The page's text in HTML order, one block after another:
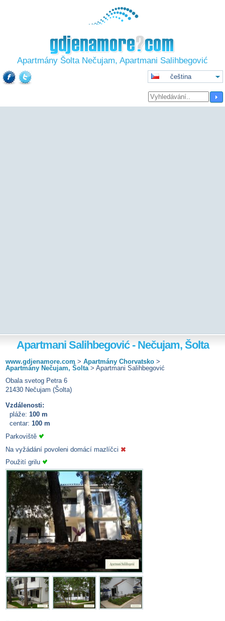
Apartmány Šolta Nečujam, Apartmani Salihbegović
čeština
Apartmani Salihbegović - Nečujam, Šolta
www.gdjenamore.com > Apartmány Chorvatsko >
Apartmány Nečujam, Šolta> Apartmani Salihbegović
Obala svetog Petra 6
21430 Nečujam (Šolta)
Vzdálenosti:
pláže: 100 m
centar: 100 m
Parkoviště
Na vyžádání povoleni domácí mazlíčci
Použití grilu